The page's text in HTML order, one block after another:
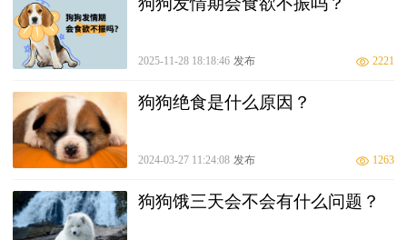
2025-11-28 18:18:46 发布 2221
狗狗绝食是什么原因？
2024-03-27 11:24:08 发布 1263
狗狗饿三天会不会有什么问题？